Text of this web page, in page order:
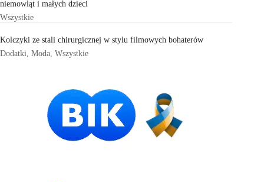
niemowląt i małych dzieci
Wszystkie
Kolczyki ze stali chirurgicznej w stylu filmowych bohaterów
Dodatki Moda Wszystkie